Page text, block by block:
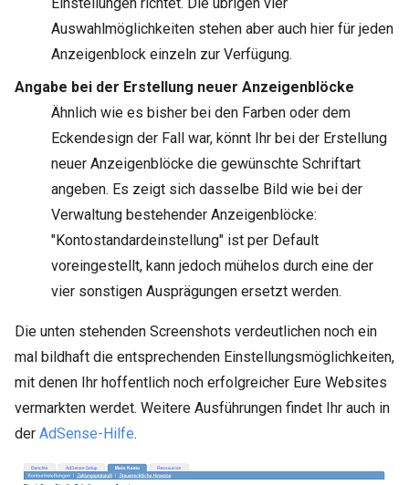
Auswahlmöglichkeiten stehen aber auch hier für jeden
Anzeigenblock einzeln zur Verfügung.
Angabe bei der Erstellung neuer Anzeigenblöcke
Ähnlich wie es bisher bei den Farben oder dem
Eckendesign der Fall war, könnt Ihr bei der Erstellung
neuer Anzeigenblöcke die gewünschte Schriftart
angeben. Es zeigt sich dasselbe Bild wie bei der
Verwaltung bestehender Anzeigenblöcke:
"Kontostandardeinstellung" ist per Default
voreingestellt, kann jedoch mühelos durch eine der
vier sonstigen Ausprägungen ersetzt werden.
Die unten stehenden Screenshots verdeutlichen noch ein
mal bildhaft die entsprechenden Einstellungsmöglichkeiten,
mit denen Ihr hoffentlich noch erfolgreicher Eure Websites
vermarkten werdet. Weitere Ausführungen findet Ihr auch in
der AdSense-Hilfe.